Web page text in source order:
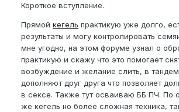
Короткое вступление.
Прямой кегель практикую уже долго,
результаты и могу контролировать
мне угодно, на этом форуме узнал о
практикую и скажу что это помогает
возбуждение и желание слить, в
дополняют друг друга что позволяет
в сексе. Также тут осваиваю ББ ПЧ. По
же кегель но более сложная техника,